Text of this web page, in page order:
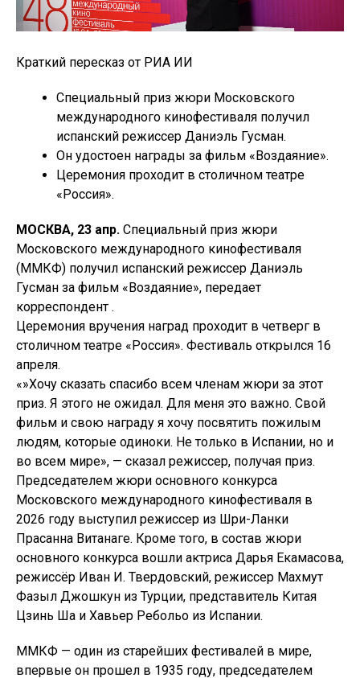
Краткий пересказ от РИА ИИ
Специальный приз жюри Московского
международного кинофестиваля получил
испанский режиссер Даниэль Гусман.
Он удостоен награды за фильм «Воздаяние».
Церемония проходит в столичном театре
«Россия».
МОСКВА, 23 апр. Специальный приз жюри
Московского международного кинофестиваля
(ММКФ) получил испанский режиссер Даниэль
Гусман за фильм «Воздаяние», передает
корреспондент .
Церемония вручения наград проходит в четверг в
столичном театре «Россия». Фестиваль открылся 16
апреля.
«»Хочу сказать спасибо всем членам жюри за этот
приз. Я этого не ожидал. Для меня это важно. Свой
фильм и свою награду я хочу посвятить пожилым
людям, которые одиноки. Не только в Испании, но и
во всем мире», — сказал режиссер, получая приз.
Председателем жюри основного конкурса
Московского международного кинофестиваля в
2026 году выступил режиссер из Шри-Ланки
Прасанна Витанаге. Кроме того, в состав жюри
основного конкурса вошли актриса Дарья Екамасова,
режиссёр Иван И. Твердовский, режиссер Махмут
Фазыл Джошкун из Турции, представитель Китая
Цзинь Ша и Хавьер Ребольо из Испании.
ММКФ — один из старейших фестивалей в мире,
впервые он прошел в 1935 году, председателем